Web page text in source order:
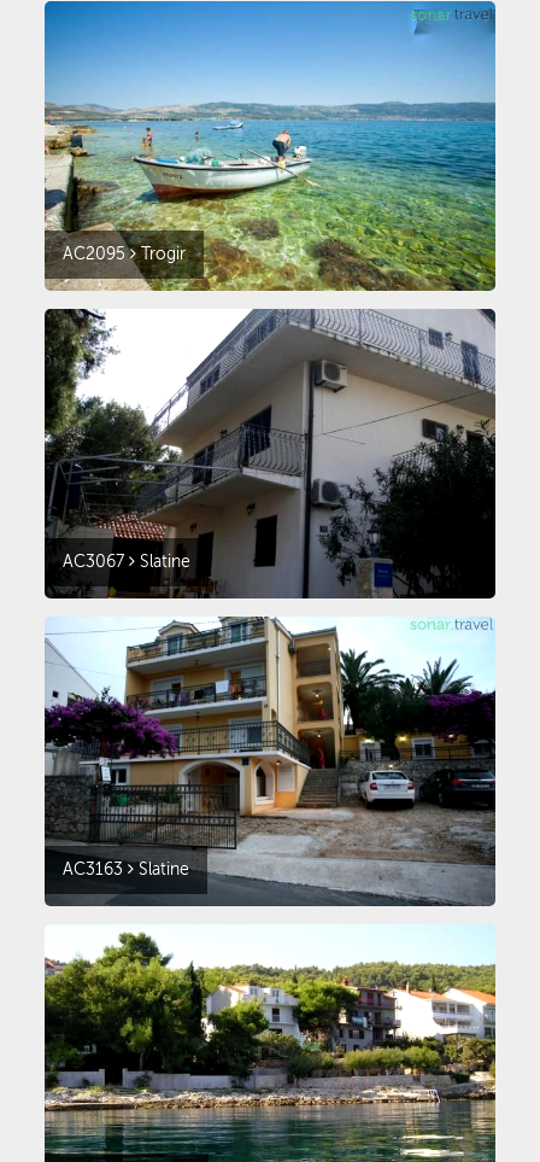
AC2095 Trogir
AC3067 Slatine
AC3163 Slatine